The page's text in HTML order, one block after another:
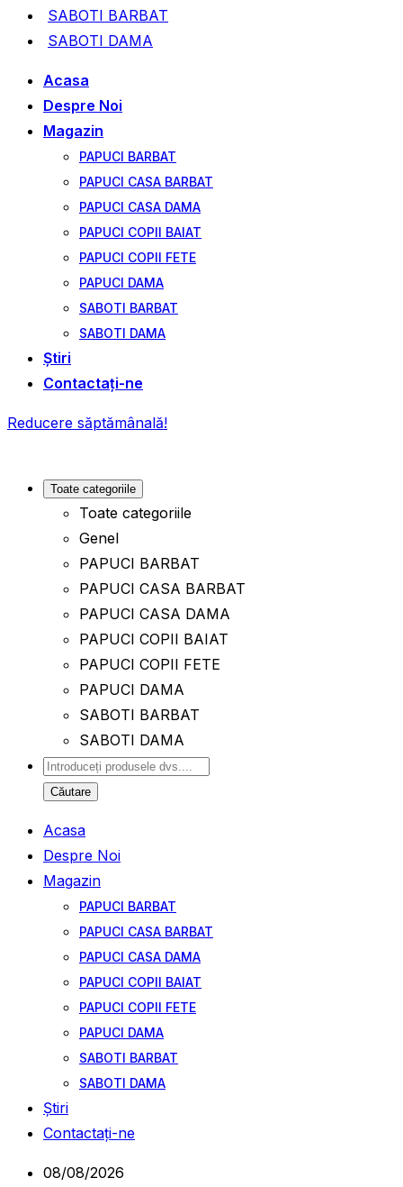
SABOTI BARBAT
SABOTI DAMA
Acasa
Despre Noi
Magazin
PAPUCI BARBAT
PAPUCI CASA BARBAT
PAPUCI CASA DAMA
PAPUCI COPII BAIAT
PAPUCI COPII FETE
PAPUCI DAMA
SABOTI BARBAT
SABOTI DAMA
Ştiri
Contactați-ne
Reducere săptămânală!
Toate categoriile
Toate categoriile
Genel
PAPUCI BARBAT
PAPUCI CASA BARBAT
PAPUCI CASA DAMA
PAPUCI COPII BAIAT
PAPUCI COPII FETE
PAPUCI DAMA
SABOTI BARBAT
SABOTI DAMA
Căutare
Acasa
Despre Noi
Magazin
PAPUCI BARBAT
PAPUCI CASA BARBAT
PAPUCI CASA DAMA
PAPUCI COPII BAIAT
PAPUCI COPII FETE
PAPUCI DAMA
SABOTI BARBAT
SABOTI DAMA
Ştiri
Contactați-ne
08/08/2026